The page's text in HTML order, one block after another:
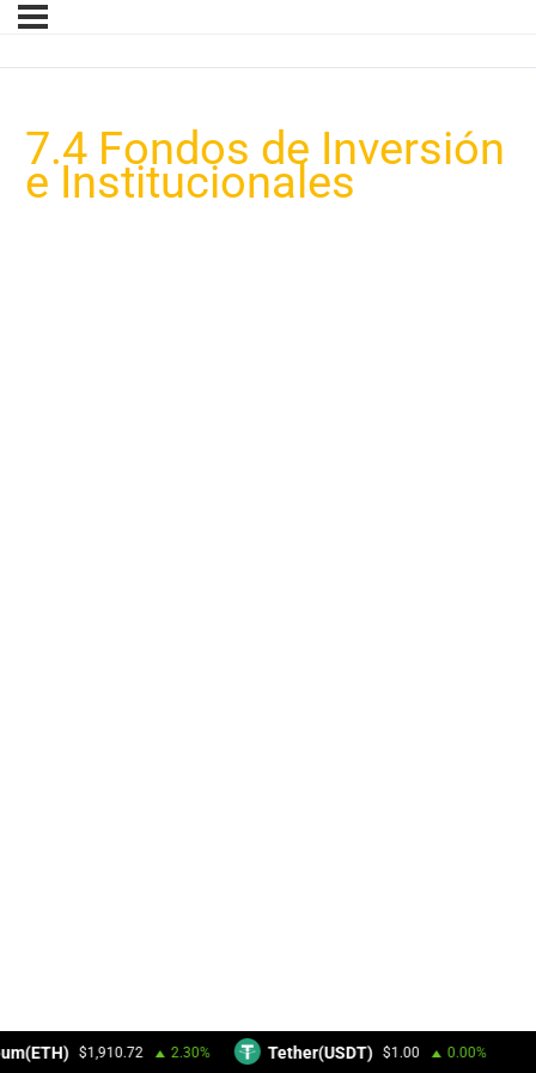
7.4 Fondos de Inversión
e Institucionales
$1,910.72 2.30% Tether(USDT) $1.00 0.00%